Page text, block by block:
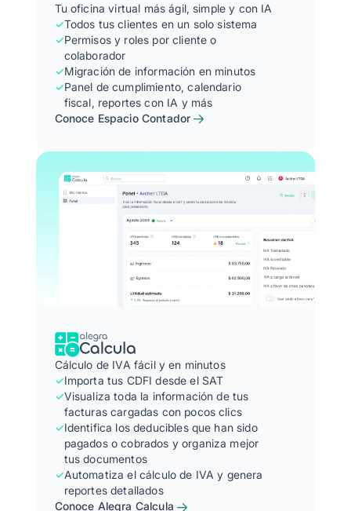
Tu oficina virtual más ágil, simple y con IA
✓Todos tus clientes en un solo sistema
✓Permisos y roles por cliente o
colaborador
✓Migración de información en minutos
✓Panel de cumplimiento, calendario
fiscal, reportes con IA y más
Conoce Espacio Contador
Cálculo de IVA fácil y en minutos
✓Importa tus CDFI desde el SAT
✓Visualiza toda la información de tus
facturas cargadas con pocos clics
✓Identifica los deducibles que han sido
pagados o cobrados y organiza mejor
tus documentos
✓Automatiza el cálculo de IVA y genera
reportes detallados
Conoce Alegra Calcula